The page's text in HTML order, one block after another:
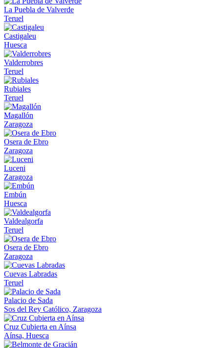
La Puebla de Valverde
Teruel
Castigaleu
Huesca
Valderrobres
Teruel
Rubiales
Teruel
Magallón
Zaragoza
Osera de Ebro
Zaragoza
Luceni
Zaragoza
Embún
Huesca
Valdealgorfa
Teruel
Osera de Ebro
Zaragoza
Cuevas Labradas
Teruel
Palacio de Sada
Sos del Rey Católico, Zaragoza
Cruz Cubierta en Aínsa
Aínsa, Huesca